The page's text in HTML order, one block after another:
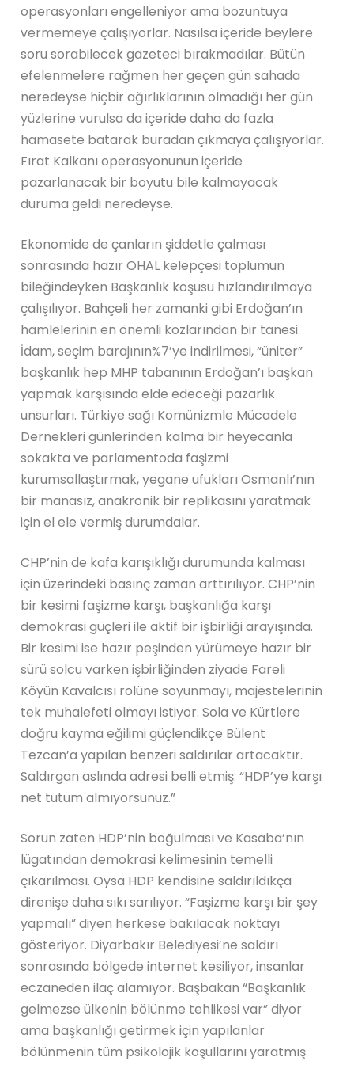
operasyonları engelleniyor ama bozuntuya
vermemeye çalışıyorlar. Nasılsa içeride beylere
soru sorabilecek gazeteci bırakmadılar. Bütün
efelenmelere rağmen her geçen gün sahada
neredeyse hiçbir ağırlıklarının olmadığı her gün
yüzlerine vurulsa da içeride daha da fazla
hamasete batarak buradan çıkmaya çalışıyorlar.
Fırat Kalkanı operasyonunun içeride
pazarlanacak bir boyutu bile kalmayacak
duruma geldi neredeyse.
Ekonomide de çanların şiddetle çalması
sonrasında hazır OHAL kelepçesi toplumun
bileğindeyken Başkanlık koşusu hızlandırılmaya
çalışılıyor. Bahçeli her zamanki gibi Erdoğan’ın
hamlelerinin en önemli kozlarından bir tanesi.
İdam, seçim barajının%7’ye indirilmesi, “üniter”
başkanlık hep MHP tabanının Erdoğan’ı başkan
yapmak karşısında elde edeceği pazarlık
unsurları. Türkiye sağı Komünizmle Mücadele
Dernekleri günlerinden kalma bir heyecanla
sokakta ve parlamentoda faşizmi
kurumsallaştırmak, yegane ufukları Osmanlı’nın
bir manasız, anakronik bir replikasını yaratmak
için el ele vermiş durumdalar.
CHP’nin de kafa karışıklığı durumunda kalması
için üzerindeki basınç zaman arttırılıyor. CHP’nin
bir kesimi faşizme karşı, başkanlığa karşı
demokrasi güçleri ile aktif bir işbirliği arayışında.
Bir kesimi ise hazır peşinden yürümeye hazır bir
sürü solcu varken işbirliğinden ziyade Fareli
Köyün Kavalcısı rolüne soyunmayı, majestelerinin
tek muhalefeti olmayı istiyor. Sola ve Kürtlere
doğru kayma eğilimi güçlendikçe Bülent
Tezcan’a yapılan benzeri saldırılar artacaktır.
Saldırgan aslında adresi belli etmiş: “HDP’ye karşı
net tutum almıyorsunuz.”
Sorun zaten HDP’nin boğulması ve Kasaba’nın
lügatından demokrasi kelimesinin temelli
çıkarılması. Oysa HDP kendisine saldırıldıkça
direnişe daha sıkı sarılıyor. “Faşizme karşı bir şey
yapmalı” diyen herkese bakılacak noktayı
gösteriyor. Diyarbakır Belediyesi’ne saldırı
sonrasında bölgede internet kesiliyor, insanlar
eczaneden ilaç alamıyor. Başbakan “Başkanlık
gelmezse ülkenin bölünme tehlikesi var” diyor
ama başkanlığı getirmek için yapılanlar
bölünmenin tüm psikolojik koşullarını yaratmış